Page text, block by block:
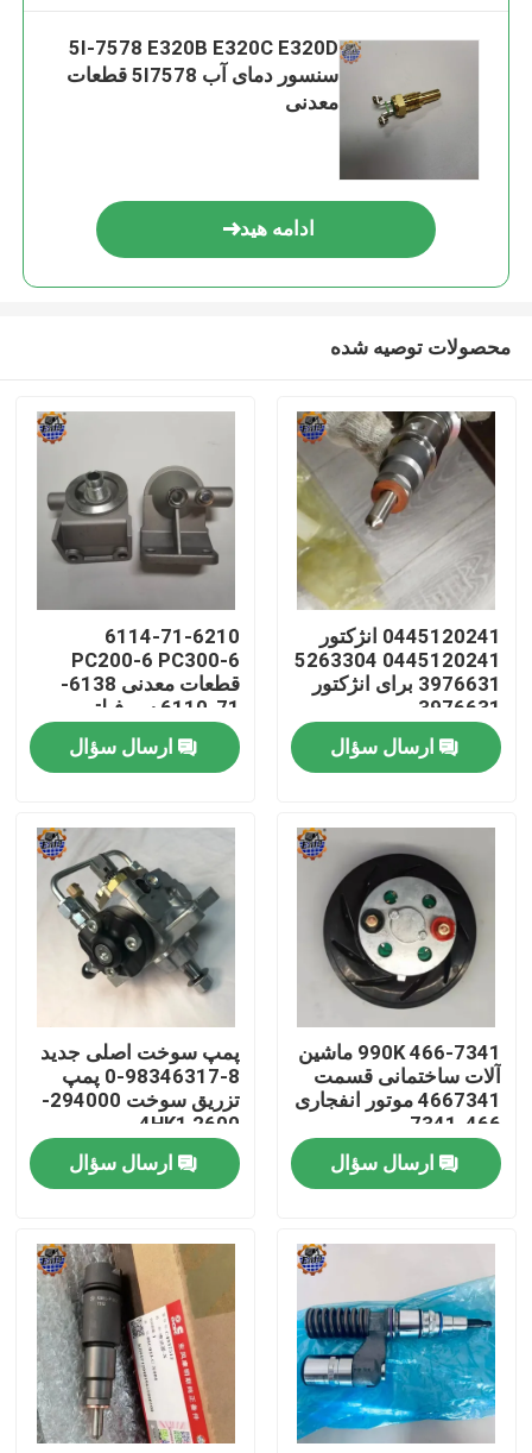
صفحه اصلی
درباره ما
تور کارخانه
کنترل کیفیت
با ما تماس بگیرید
درخواست نقل قول
موتور محرک نهایی بیل مکانیکی
موتور تاب بیل مکانیکی
5I-7578 E320B E320C E320D
سنسور دمای آب 5I7578 قطعات
معدنی
ادامه هید
محصولات توصیه شده
0445120241 انژکتور
0445120241 5263304
3976631 برای انژکتور
3976631
ارسال سؤال
6114-71-6210
PC200-6 PC300-6
قطعات معدنی 6138-
71-6110 سر فیلتر
سوخت
ارسال سؤال
466-7341 990K ماشین
آلات ساختمانی قسمت
4667341 موتور انفجاری
466-7341
ارسال سؤال
پمپ سوخت اصلی جدید
8-98346317-0 پمپ
تزریق سوخت 294000-
2600 4HK1
ارسال سؤال